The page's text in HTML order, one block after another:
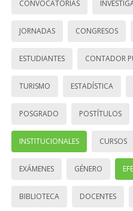
CONVOCATORIAS
JORNADAS CONGRESOS
ESTUDIANTES CONTADOR
TURISMO ESTADÍSTICA
POSGRADO POSTÍTULOS
INSTITUCIONALES CURSOS
EXÁMENES GÉNERO
BIBLIOTECA DOCENTES